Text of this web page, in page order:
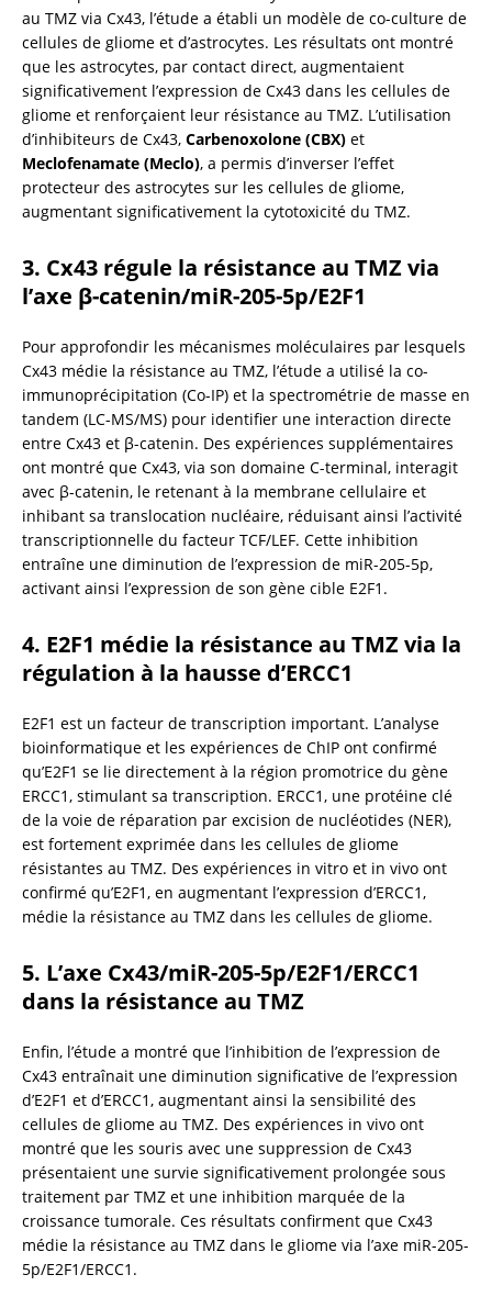
au TMZ via Cx43, l’étude a établi un modèle de co-culture de
cellules de gliome et d’astrocytes. Les résultats ont montré
que les astrocytes, par contact direct, augmentaient
significativement l’expression de Cx43 dans les cellules de
gliome et renforçaient leur résistance au TMZ. L’utilisation
d’inhibiteurs de Cx43, Carbenoxolone (CBX)
Meclofenamate (Meclo), a permis d’inverser l’effet
protecteur des astrocytes sur les cellules de gliome,
augmentant significativement la cytotoxicité du TMZ.
3. Cx43 régule la résistance au TMZ via
l’axe β-catenin/miR-205-5p/E2F1
Pour approfondir les mécanismes moléculaires par lesquels
Cx43 médie la résistance au TMZ, l’étude a utilisé la co-
immunoprécipitation (Co-IP) et la spectrométrie de masse en
tandem (LC-MS/MS) pour identifier une interaction directe
entre Cx43 et β-catenin. Des expériences supplémentaires
ont montré que Cx43, via son domaine C-terminal, interagit
avec β-catenin, le retenant à la membrane cellulaire et
inhibant sa translocation nucléaire, réduisant ainsi l’activité
transcriptionnelle du facteur TCF/LEF. Cette inhibition
entraîne une diminution de l’expression de miR-205-5p,
activant ainsi l’expression de son gène cible E2F1.
4. E2F1 médie la résistance au TMZ via la
régulation à la hausse d’ERCC1
E2F1 est un facteur de transcription important. L’analyse
bioinformatique et les expériences de ChIP ont confirmé
qu’E2F1 se lie directement à la région promotrice du gène
ERCC1, stimulant sa transcription. ERCC1, une protéine clé
de la voie de réparation par excision de nucléotides (NER),
est fortement exprimée dans les cellules de gliome
résistantes au TMZ. Des expériences in vitro et in vivo ont
confirmé qu’E2F1, en augmentant l’expression d’ERCC1,
médie la résistance au TMZ dans les cellules de gliome.
5. L’axe Cx43/miR-205-5p/E2F1/ERCC1
dans la résistance au TMZ
Enfin, l’étude a montré que l’inhibition de l’expression de
Cx43 entraînait une diminution significative de l’expression
d’E2F1 et d’ERCC1, augmentant ainsi la sensibilité des
cellules de gliome au TMZ. Des expériences in vivo ont
montré que les souris avec une suppression de Cx43
présentaient une survie significativement prolongée sous
traitement par TMZ et une inhibition marquée de la
croissance tumorale. Ces résultats confirment que Cx43
médie la résistance au TMZ dans le gliome via l’axe miR-205-
5p/E2F1/ERCC1.